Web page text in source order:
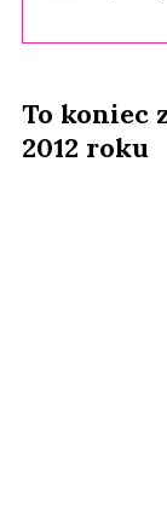
To koniec
2012 roku